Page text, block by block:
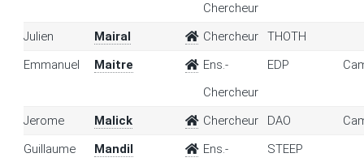
Chercheur
Julien Mairal Chercheur
THOTH
Emmanuel
Maitre
Ens.-
Chercheur
EDP
Jerome Malick Chercheur DAO
Guillaume
Mandil
Ens.-
STEEP